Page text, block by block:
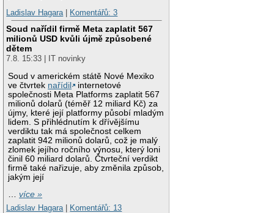
Ladislav Hagara| Komentářů: 3
Soud nařídil firmě Meta zaplatit 567
milionů USD kvůli újmě způsobené
dětem
7.8. 15:33 | IT novinky
Soud v americkém státě Nové Mexiko
ve čtvrtek nařídil
internetové
společnosti Meta Platforms zaplatit 567
milionů dolarů (téměř 12 miliard Kč) za
újmy, které její platformy působí mladým
lidem. S přihlédnutím k dřívějšímu
verdiktu tak má společnost celkem
zaplatit 942 milionů dolarů, což je malý
zlomek jejího ročního výnosu, který loni
činil 60 miliard dolarů. Čtvrteční verdikt
firmě také nařizuje, aby změnila způsob,
jakým její
…více »
Ladislav Hagara
Komentářů: 13